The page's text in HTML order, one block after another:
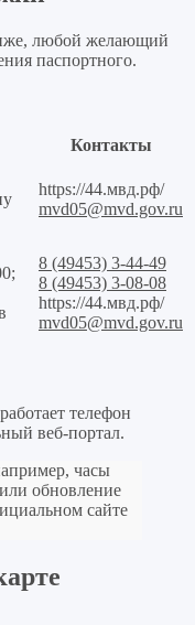
любой желающий
паспортного.
Контакты
https://44.мвд.рф/
mvd05@mvd.gov.ru
8 (49453) 3-44-49
8 (49453) 3-08-08
https://44.мвд.рф/
mvd05@mvd.gov.ru
телефон
веб-портал.
часы
обновление
сайте